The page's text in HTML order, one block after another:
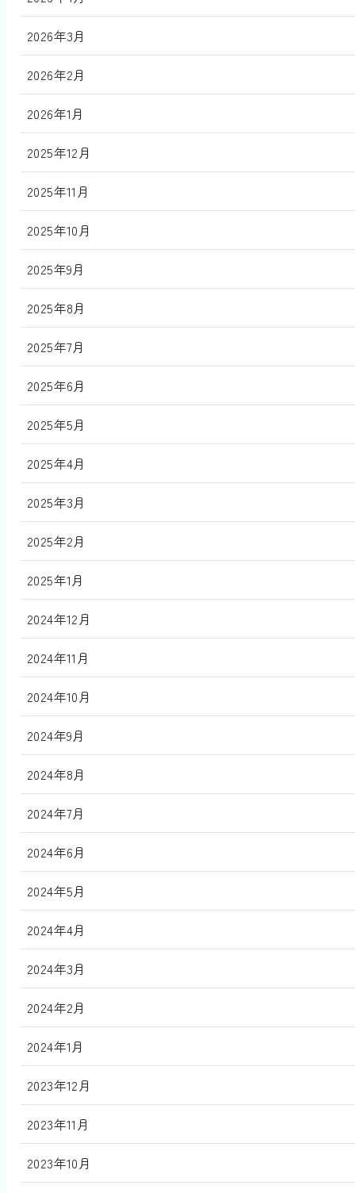
2026年3月
2026年2月
2026年1月
2025年12月
2025年11月
2025年10月
2025年9月
2025年8月
2025年7月
2025年6月
2025年5月
2025年4月
2025年3月
2025年2月
2025年1月
2024年12月
2024年11月
2024年10月
2024年9月
2024年8月
2024年7月
2024年6月
2024年5月
2024年4月
2024年3月
2024年2月
2024年1月
2023年12月
2023年11月
2023年10月